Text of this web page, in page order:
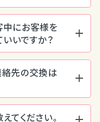
にお客様を
いいですか？
先の交換は
てください。